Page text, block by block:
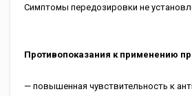
Симптомы передозировки не
Противопоказания к применению
— повышенная чувствительность к